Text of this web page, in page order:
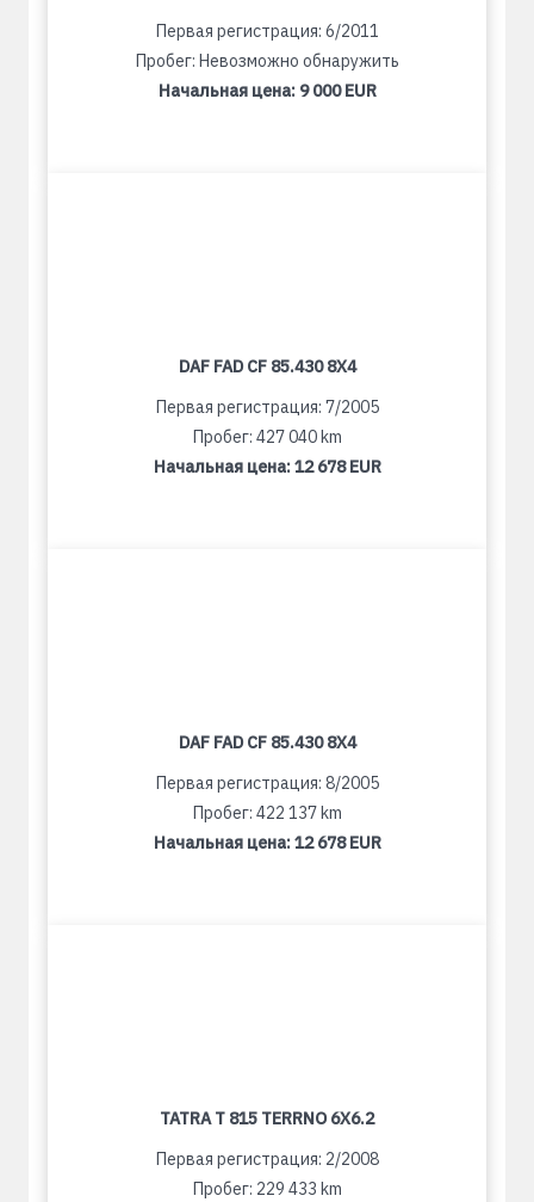
Первая регистрация: 6/2011
Пробег: Невозможно обнаружить
Начальная цена: 9 000 EUR
DAF FAD CF 85.430 8X4
Первая регистрация: 7/2005
Пробег: 427 040 km
Начальная цена:12 678 EUR
DAF FAD CF 85.430 8X4
Первая регистрация: 8/2005
Пробег: 422 137 km
Начальная цена:12 678 EUR
TATRA T 815 TERRNO 6X6.2
Первая регистрация: 2/2008
Пробег: 229 433 km